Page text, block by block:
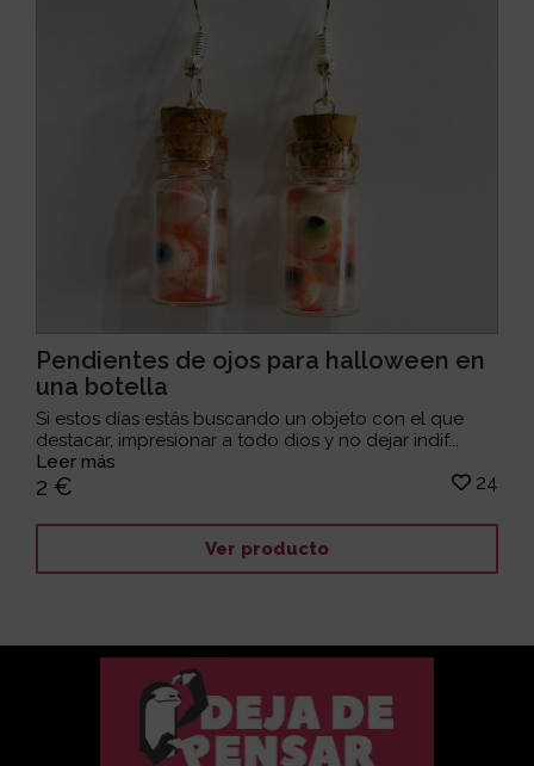
Pendientes de ojos para halloween en
una botella
Si estos días estás buscando un objeto con el que
destacar, impresionar a todo dios y no dejar indif...
Leer más
2 € 24
Ver producto